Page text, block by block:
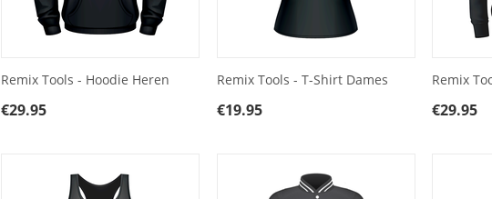
Remix Tools - Hoodie Heren
€29.95
Remix Tools - T-Shirt Dames
€19.95
Remix
€29.95